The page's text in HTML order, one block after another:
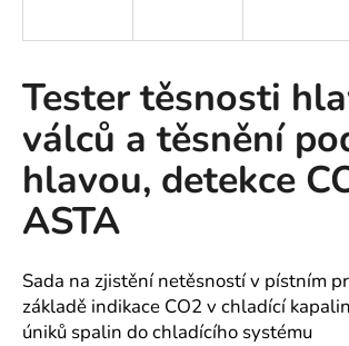
Tester těsnosti
válců a těsnění
hlavou, detekce
ASTA
Sada na zjistění netěsností v pístním
základě indikace CO2 v chladící
úniků spalin do chladícího systému
í
t
?